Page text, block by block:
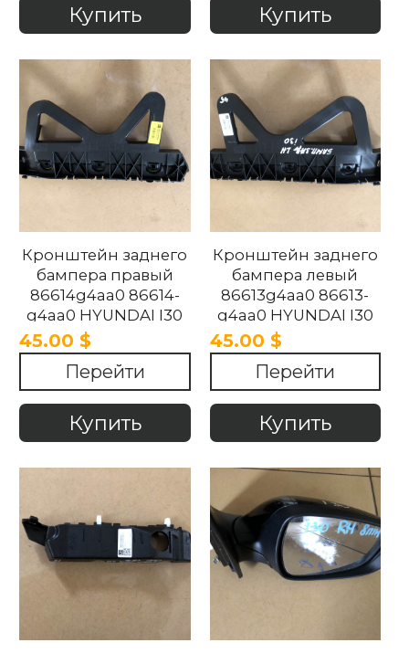
Купить Купить
Кронштейн заднего
бампера правый
86614g4aa0 86614-
g4aa0 HYUNDAI I30
2017-2020
45.00 $
Перейти
Купить
Кронштейн заднего
бампера левый
86613g4aa0 86613-
g4aa0 HYUNDAI I30
2017-2020
45.00 $
Перейти
Купить